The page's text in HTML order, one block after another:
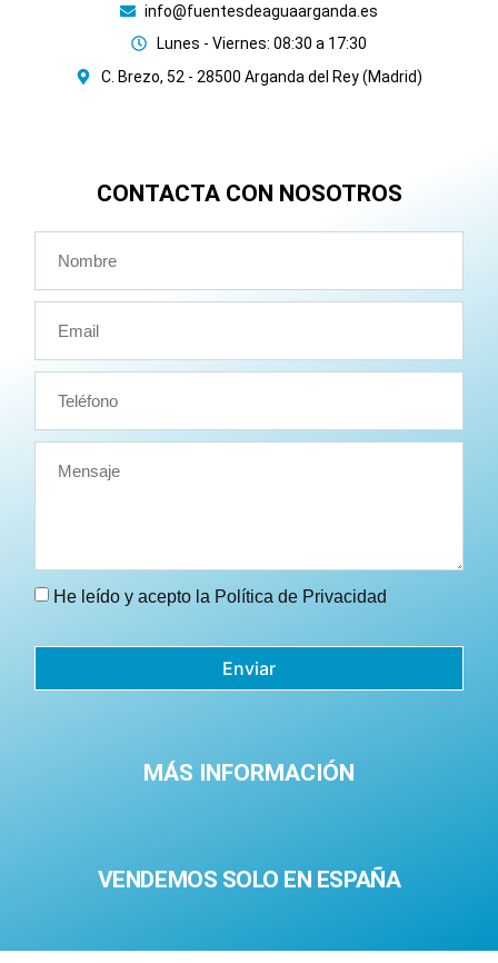
info@fuentesdeaguaarganda.es
Lunes - Viernes: 08:30 a 17:30
C. Brezo, 52 - 28500 Arganda del Rey (Madrid)
CONTACTA CON NOSOTROS
He leído y acepto la Política de Privacidad
Enviar
MÁS INFORMACIÓN
VENDEMOS SOLO EN ESPAÑA